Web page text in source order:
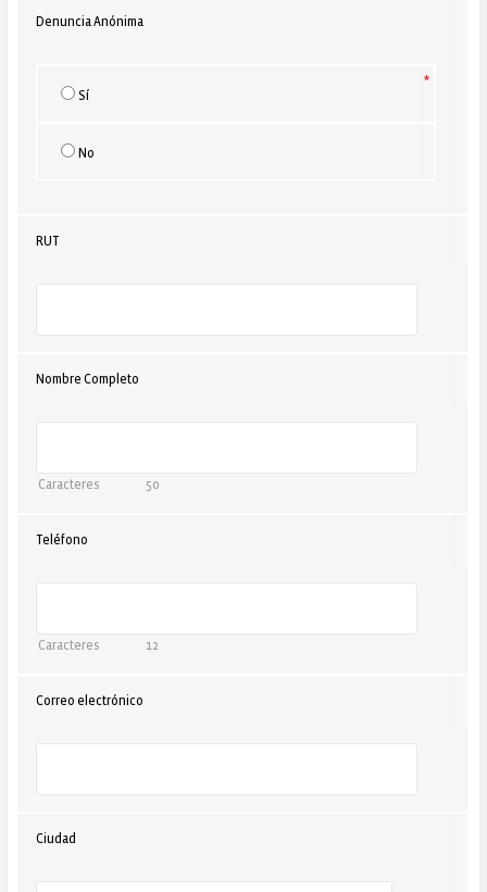
Denuncia Anónima
Sí
No
*
RUT
Nombre Completo
Caracteres 50
Teléfono
Caracteres 12
Correo electrónico
Ciudad